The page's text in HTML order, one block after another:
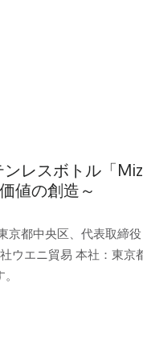
レスボトル「
値の創造～
都中央区、代表取締
エニ貿易 本社：東